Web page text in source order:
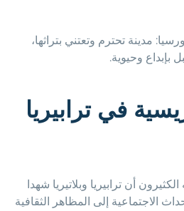
مدينة تحترم وتعتني بتراثها،
بإبداع وحيوية.
في ترابيريا
أن ترابيريا وبلاتيريا شهدا
الاجتماعية إلى المظاهر الثقافية